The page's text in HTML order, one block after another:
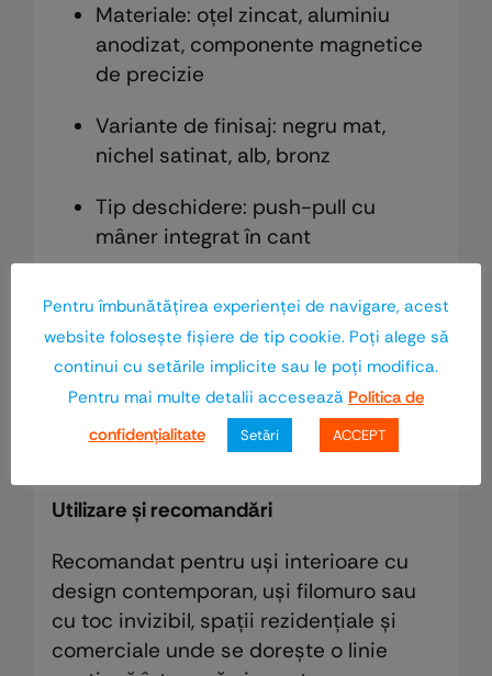
Materiale: oțel zincat, aluminiu
anodizat, componente magnetice
de precizie
Variante de finisaj: negru mat,
nichel satinat, alb, bronz
Tip deschidere: push-pull cu
mâner integrat în cant
lemn sau MDF cu toc clasic sau
ascuns
Montaj: simplu și rapid, fără
accesorii suplimentare – kit
complet furnizat de AGB
Utilizare și recomandări
Recomandat pentru uși interioare cu
design contemporan, uși filomuro sau
cu toc invizibil, spații rezidențiale și
comerciale unde se dorește o linie
Pentru îmbunătăţirea experienţei de navigare, acest
website foloseşte fişiere de tip cookie. Poţi alege să
continui cu setările implicite sau le poţi modifica.
Pentru mai multe detalii accesează Politica de
confidenţialitate
Setări ACCEPT